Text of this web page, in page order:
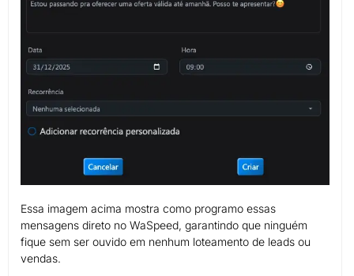
Essa imagem acima mostra como programo essas
mensagens direto no WaSpeed, garantindo que ninguém
fique sem ser ouvido em nenhum loteamento de leads ou
vendas.